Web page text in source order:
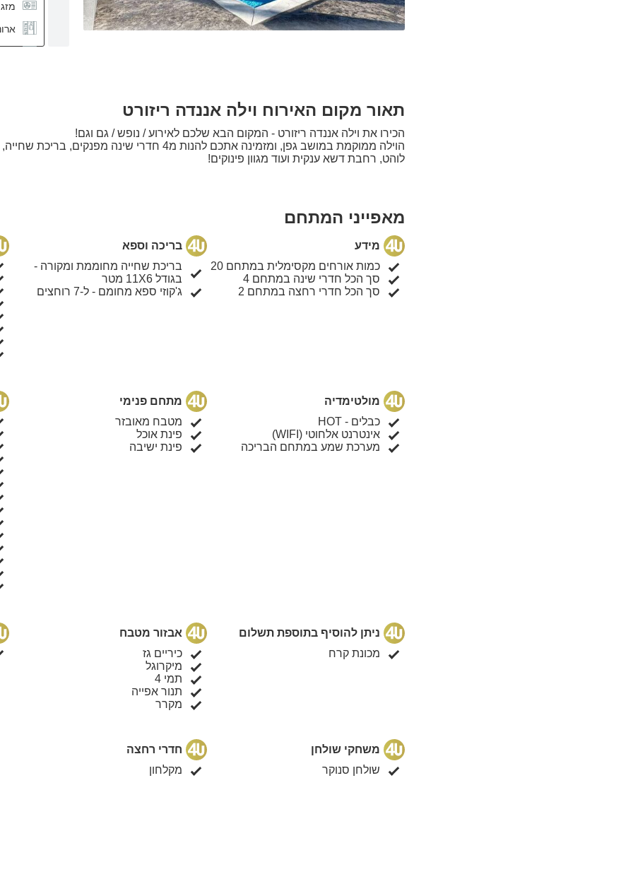
תאור מקום האירוח וילה אננדה ריזורט
הכירו את וילה אננדה ריזורט - המקום הבא שלכם לאירוע / נופש / גם וגם!
הוילה ממוקמת במושב גפן, ומזמינה אתכם להנות מ4 חדרי שינה מפנקים,
לוהט, רחבת דשא ענקית ועוד מגוון פינוקים!
מאפייני המתחם
מידע
כמות אורחים מקסימלית במתחם 20
סך הכל חדרי שינה במתחם 4
סך הכל חדרי רחצה במתחם 2
בריכה וספא
בריכת שחייה מחוממת ומקורה -
בגודל 11X6 מטר
ג'קוזי ספא מחומם - ל-7 רוחצים
מולטימדיה
כבלים - HOT
אינטרנט אלחוטי (WIFI)
מערכת שמע במתחם הבריכה
מתחם פנימי
מטבח מאובזר
פינת אוכל
פינת ישיבה
ניתן להוסיף בתוספת תשלום
מכונת קרח
אבזור מטבח
כיריים גז
מיקרוגל
תמי 4
תנור אפייה
מקרר
משחקי שולחן
שולחן סנוקר
חדרי רחצה
מקלחון